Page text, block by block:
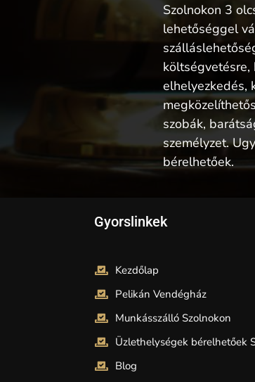
Szolnokon 3
lehetőséggel
költségvetésre,
elhelyezkedés,
szobák,
személyzet.
bérelhetőek.
Gyorslinkek
Kezdőlap
Pelikán Vendégház
Munkásszálló Szolnokon
Üzlethelységek bérelhetőek
Blog